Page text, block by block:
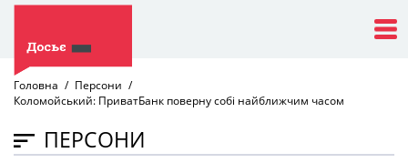
Головна
Персони
Коломойський: ПриватБанк поверну собі найближчим часом
ПЕРСОНИ